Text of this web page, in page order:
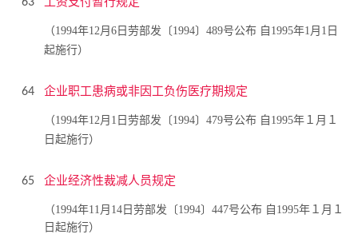
（1994年12月6日劳部发〔1994〕489号公布 自1995年1月1日
起施行）
64 企业职工患病或非因工负伤医疗期规定
（1994年12月1日劳部发〔1994〕479号公布 自1995年１月１
日起施行）
65 企业经济性裁减人员规定
（1994年11月14日劳部发〔1994〕447号公布 自1995年１月１
日起施行）